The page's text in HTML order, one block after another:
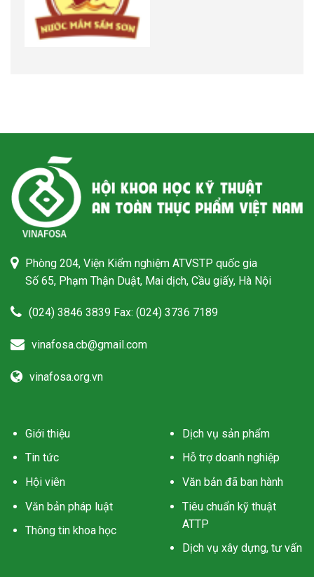
Phòng 204, Viện Kiểm nghiệm ATVSTP quốc gia
Số 65, Phạm Thận Duật, Mai dịch, Cầu giấy, Hà Nội
(024) 3846 3839 Fax: (024) 3736 7189
vinafosa.cb@gmail.com
vinafosa.org.vn
Giới thiệu
Tin tức
Hội viên
Văn bản pháp luật
Thông tin khoa học
Dịch vụ sản phẩm
Hỗ trợ doanh nghiệp
Văn bản đã ban hành
Tiêu chuẩn kỹ thuật
ATTP
Dịch vụ xây dựng, tư vấn